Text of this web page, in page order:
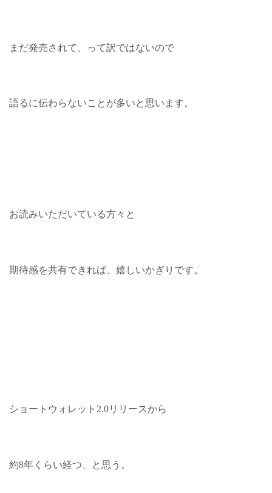
まだ発売されて、って訳ではないので
語るに伝わらないことが多いと思います。
お読みいただいている方々と
期待感を共有できれば、嬉しいかぎりです。
ショートウォレット2.0リリースから
約8年くらい経つ、と思う。